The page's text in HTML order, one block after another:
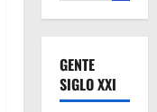
GENTE
SIGLO XXI